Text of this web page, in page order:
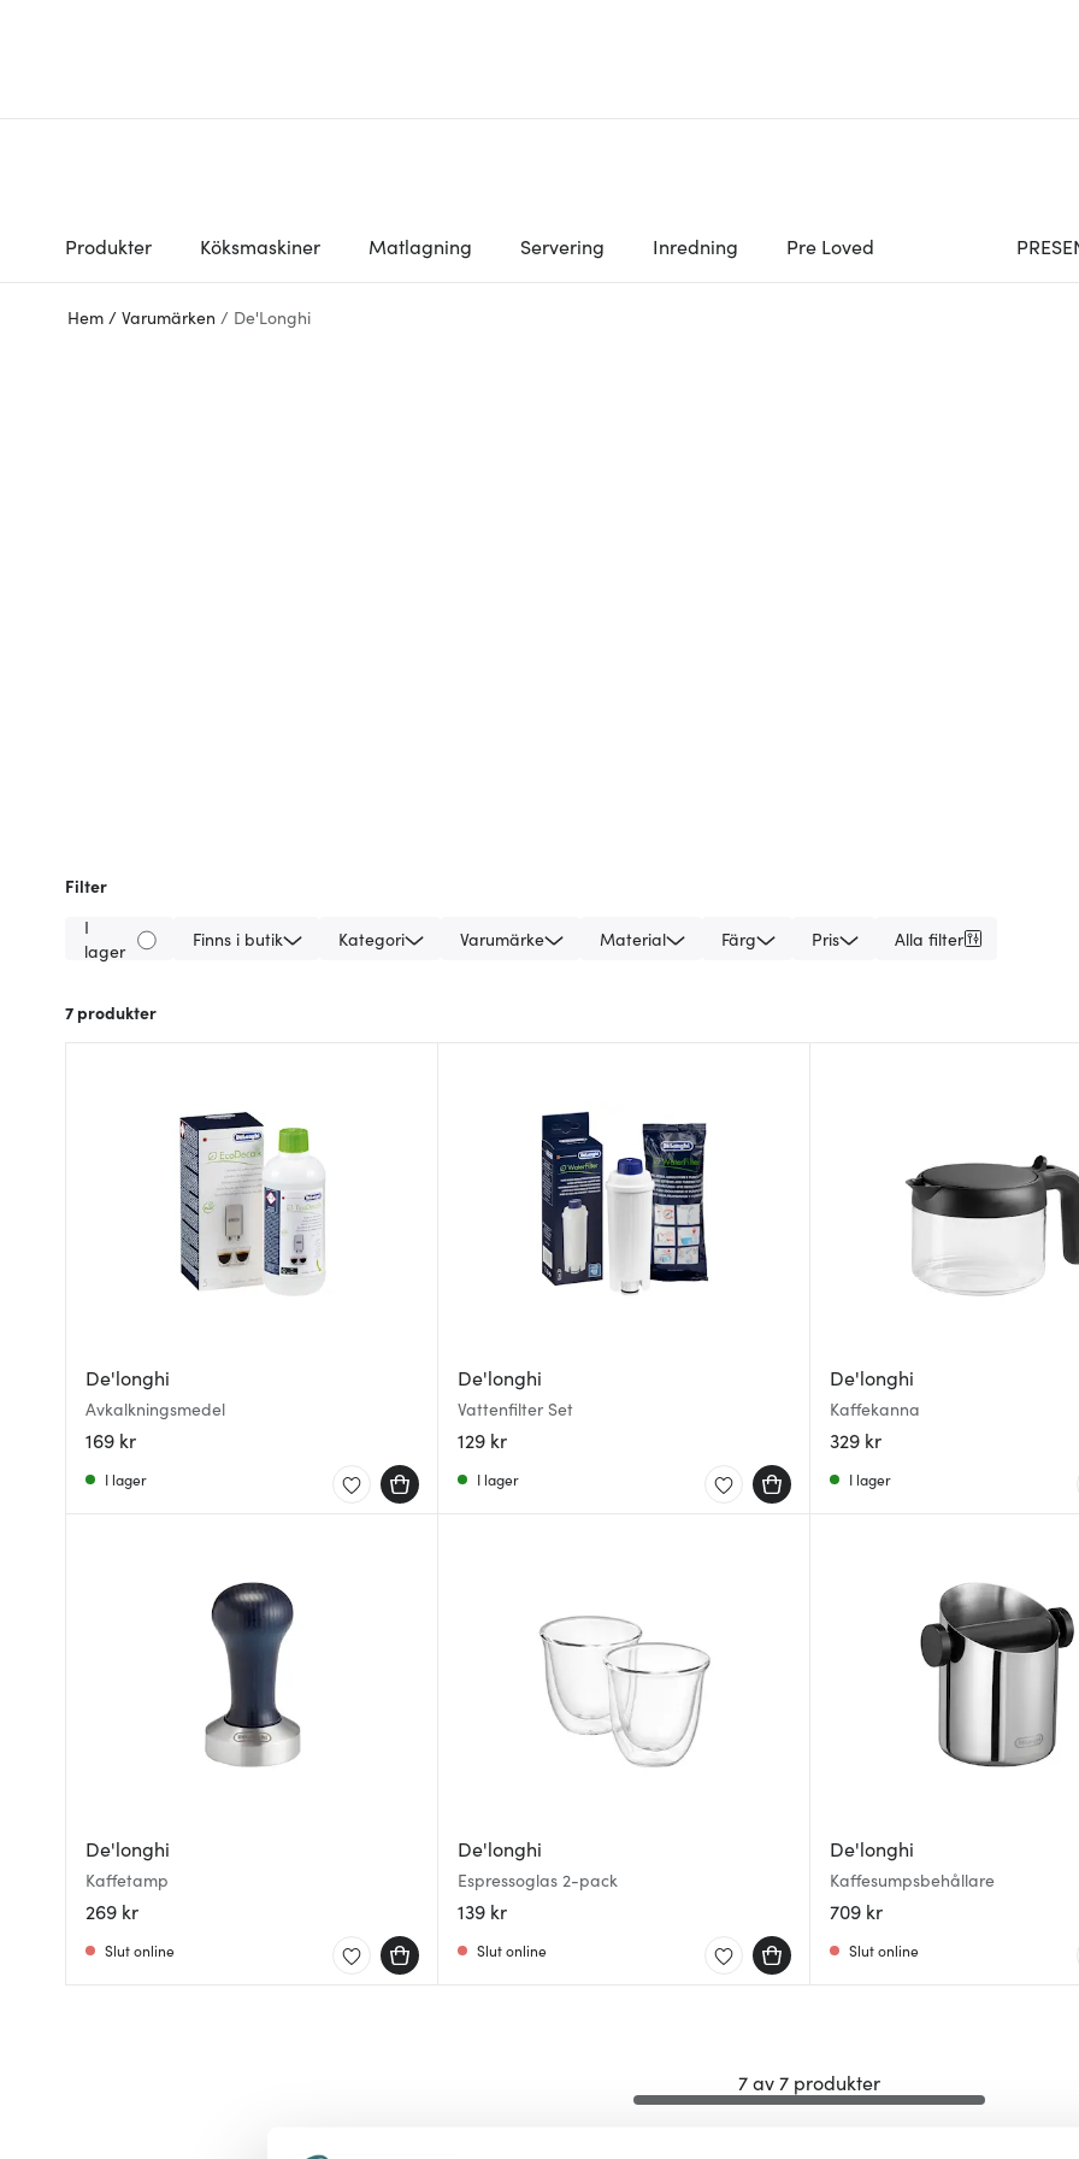
Produkter Köksmaskiner Matlagning Servering Inredning Pre Loved
Hem / Varumärken / De'Longhi
Filter
I
lager
Finns i butik Kategori Varumärke Material Färg Pris Alla filter
7 produkter
De'longhi
Avkalkningsmedel
169 kr
I lager
De'longhi
Vattenfilter Set
129 kr
I lager
De'longhi
Kaffekanna
329 kr
I lager
De'longhi
Kaffetamp
269 kr
Slut online
De'longhi
Espressoglas 2-pack
139 kr
Slut online
De'longhi
Kaffesumpsbehållare
709 kr
Slut online
7 av 7 produkter